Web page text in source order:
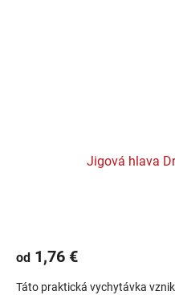
Jigová hlava
od 1,76 €
Táto praktická vychytávka